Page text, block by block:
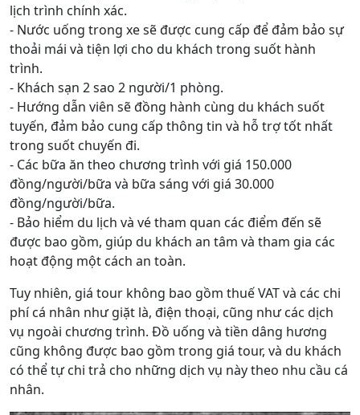
lịch trình chính xác.
- Nước uống trong xe sẽ được cung cấp để đảm bảo sự
thoải mái và tiện lợi cho du khách trong suốt hành
trình.
- Khách sạn 2 sao 2 người/1 phòng.
- Hướng dẫn viên sẽ đồng hành cùng du khách suốt
tuyến, đảm bảo cung cấp thông tin và hỗ trợ tốt nhất
trong suốt chuyến đi.
- Các bữa ăn theo chương trình với giá 150.000
đồng/người/bữa và bữa sáng với giá 30.000
đồng/người/bữa.
- Bảo hiểm du lịch và vé tham quan các điểm đến sẽ
được bao gồm, giúp du khách an tâm và tham gia các
hoạt động một cách an toàn.
Tuy nhiên, giá tour không bao gồm thuế VAT và các chi
phí cá nhân như giặt là, điện thoại, cũng như các dịch
vụ ngoài chương trình. Đồ uống và tiền dâng hương
cũng không được bao gồm trong giá tour, và du khách
có thể tự chi trả cho những dịch vụ này theo nhu cầu cá
nhân.